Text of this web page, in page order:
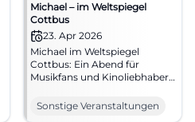
Michael – im Weltspiegel
Cottbus
23. Apr 2026
Michael im Weltspiegel
Cottbus: Ein Abend für
Musikfans und Kinoliebhaber.
Leinwand am 23.04.2026 um
16:45 Uhr. #Cottbus #Kino
Sonstige Veranstaltungen